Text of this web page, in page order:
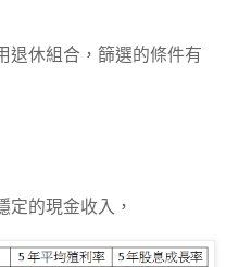
退休組合，篩選的條件有
定的現金收入，